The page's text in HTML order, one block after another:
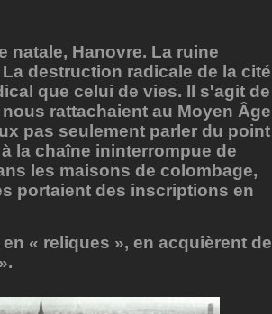
natale, Hanovre. La ruine
destruction radicale de la cité
que celui de vies. Il s'agit de
rattachaient au Moyen Âge
pas seulement parler du point
la chaîne ininterrompue de
les maisons de colombage,
portaient des inscriptions en
« reliques », en acquièrent de